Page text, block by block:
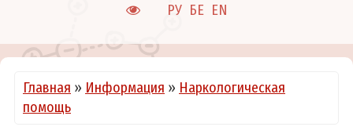
РУ БЕ EN
Главная » Информация » Наркологическая
помощь